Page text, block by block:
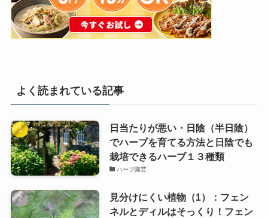
よく読まれている記事
日当たりが悪い・日陰（半日陰）
でハーブを育てる方法と日陰でも
栽培できるハーブ１３種類
ハーブ園芸
見分けにくい植物（1）：フェン
ネルとディルはそっくり！フェン